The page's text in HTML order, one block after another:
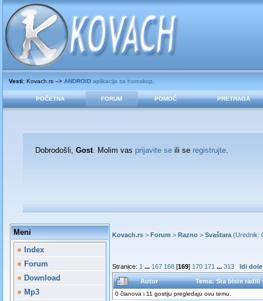
Vesti: Kovach.rs --> ANDROIDaplikacija za horoskop
POČETNA FORUM POMOĆ PRETRAGA
Dobrodošli, Gost. Molim vas prijavite seili se registrujte.
Meni
Index
Forum
Download
Mp3
Kovach.rs> Forum > Razno> Svaštara(Urednik:
Stranice: 1 ... 167 168[169] 170 171 ... 313 Idi dole
Autor Tema: Sta biste
0 članova i 11 gostiju pregledaju ovu temu.